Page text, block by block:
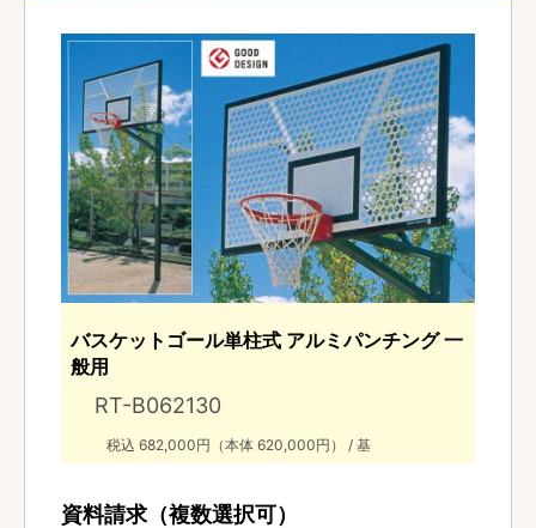
バスケットゴール単柱式 アルミパンチング 一
般用
RT-B062130
税込 682,000円（本体 620,000円） / 基
資料請求（複数選択可）